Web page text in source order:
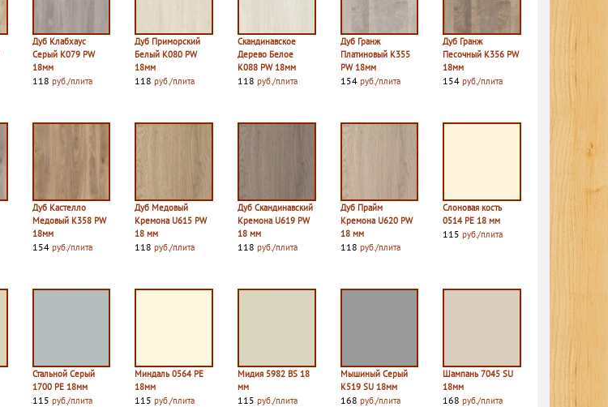
Дуб Клабхаус
Серый K079 PW
18мм
118 руб./плита
Дуб Приморский
Белый K080 PW
18мм
118руб./плита
Скандинавское
Дерево Белое
K088 PW 18мм
118 руб./плита
Дуб Гранж
Платиновый K355
PW 18мм
154 руб./плита
Дуб Гранж
Песочный K356 PW
18мм
154руб./плита
Дуб Кастелло
Медовый K358 PW
18мм
154 руб./плита
Дуб Медовый
Кремона U615 PW
18 мм
118руб./плита
Дуб Скандинавский
Кремона U619 PW
18 мм
118 руб./плита
Дуб Прайм
Кремона U620 PW
18 мм
118 руб./плита
Слоновая кость
0514 PE 18 мм
115руб./плита
Стальной Серый
1700 PE 18мм
115 руб./плита
Миндаль 0564 PE
18мм
115руб./плита
Мидия 5982 BS 18
мм
115 руб./плита
Мышиный Серый
К519 SU 18мм
168 руб./плита
Шампань 7045 SU
18мм
168руб./плита